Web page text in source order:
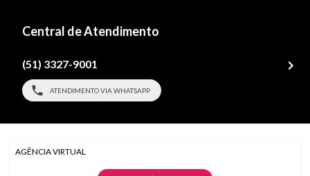
Central de Atendimento
(51) 3327-9001
ATENDIMENTO VIA WHATSAPP
AGÊNCIA VIRTUAL